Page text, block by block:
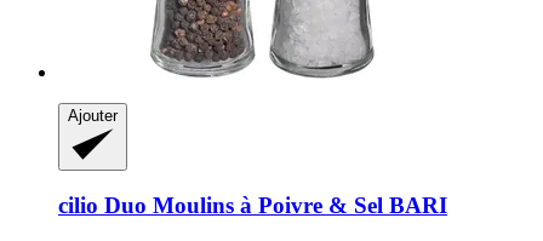
Ajouter
cilio Duo Moulins à Poivre & Sel BARI